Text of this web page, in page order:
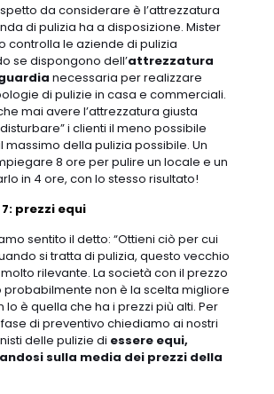
da considerare è l’attrezzatura
di pulizia ha a disposizione. Mister
controlla le aziende di pulizia
se dispongono dell’attrezzatura
necessaria per realizzare
di pulizie in casa e commerciali.
mai avere l’attrezzatura giusta
i clienti il meno possibile
massimo della pulizia possibile. Un
8 ore per pulire un locale e un
in 4 ore, con lo stesso risultato!
prezzi equi
sentito il detto: “Ottieni ciò per cui
si tratta di pulizia, questo vecchio
rilevante. La società con il prezzo
probabilmente non è la scelta migliore
lo è quella che ha i prezzi più alti. Per
di preventivo chiediamo ai nostri
delle pulizie di essere equi,
sulla media dei prezzi della